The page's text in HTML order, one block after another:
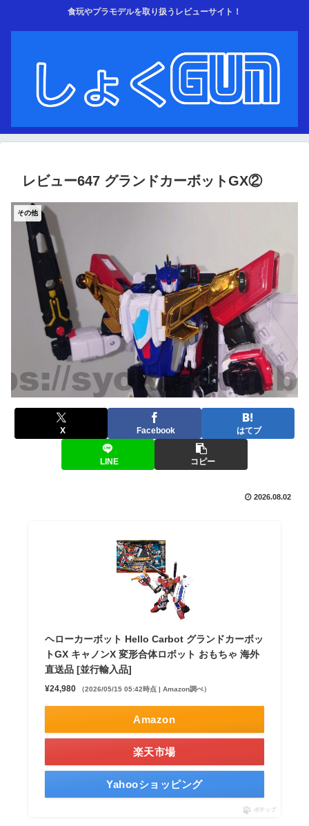
食玩やプラモデルを取り扱うレビューサイト！
レビュー647 グランドカーボットGX②
その他
X Facebook はてブ
LINE コピー
2026.08.02
ヘローカーボット Hello Carbot グランドカーボッ
トGX キャノンX 変形合体ロボット おもちゃ 海外
直送品 [並行輸入品]
¥24,980 （2026/05/15 05:42時点 | Amazon調べ）
Amazon
楽天市場
Yahooショッピング
ポチップ